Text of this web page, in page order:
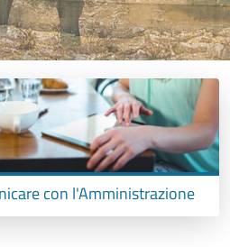
con l'Amministrazione